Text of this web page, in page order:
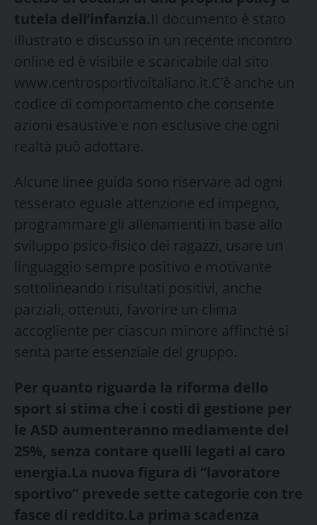
tutela dell’infanzia.Il documento è stato
illustrato e discusso in un recente incontro
online ed è visibile e scaricabile dal sito
www.centrosportivoitaliano.it.C’è anche un
codice di comportamento che consente
azioni esaustive e non esclusive che ogni
realtà può adottare.
Alcune linee guida sono riservare ad ogni
tesserato eguale attenzione ed impegno,
programmare gli allenamenti in base allo
sviluppo psico-fisico dei ragazzi, usare un
linguaggio sempre positivo e motivante
sottolineando i risultati positivi, anche
parziali, ottenuti, favorire un clima
accogliente per ciascun minore affinché si
senta parte essenziale del gruppo.
Per quanto riguarda la riforma dello
sport si stima che i costi di gestione per
le ASD aumenteranno mediamente del
25%, senza contare quelli legati al caro
energia.La nuova figura di “lavoratore
sportivo” prevede sette categorie con tre
fasce di reddito.La prima scadenza